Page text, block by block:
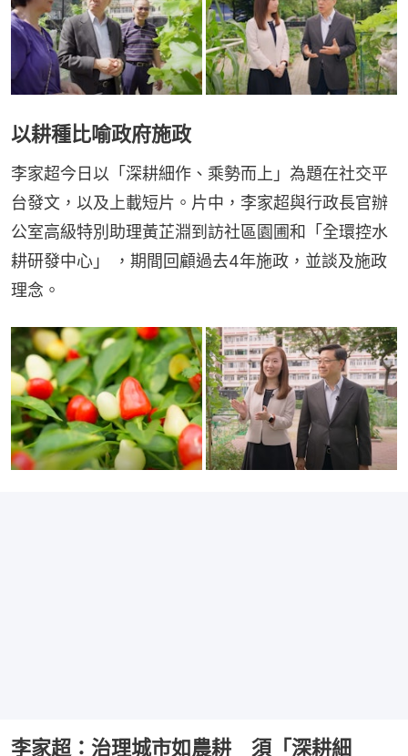
以耕種比喻政府施政
李家超今日以「深耕細作、乘勢而上」為題在社交平
台發文，以及上載短片。片中，李家超與行政長官辦
公室高級特別助理黃芷淵到訪社區園圃和「全環控水
耕研發中心」 ，期間回顧過去4年施政，並談及施政
理念。
李家超：治理城市如農耕 須「深耕細